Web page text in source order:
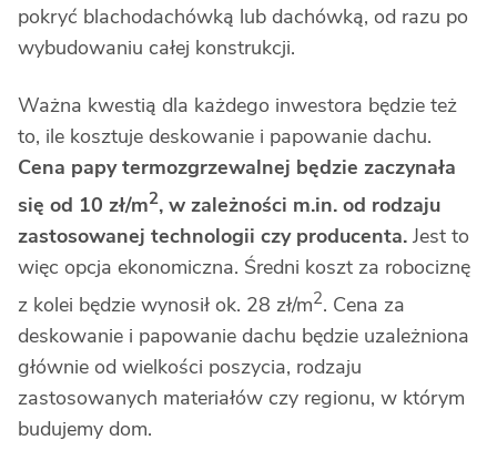
pokryć blachodachówką lub dachówką, od razu po
wybudowaniu całej konstrukcji.
Ważna kwestią dla każdego inwestora będzie też
to, ile kosztuje deskowanie i papowanie dachu.
Cena papy termozgrzewalnej będzie zaczynała
się od 10 zł/m2, w zależności m.in. od rodzaju
zastosowanej technologii czy producenta. Jest to
więc opcja ekonomiczna. Średni koszt za robociznę
z kolei będzie wynosił ok. 28 zł/m2. Cena za
deskowanie i papowanie dachu będzie uzależniona
głównie od wielkości poszycia, rodzaju
zastosowanych materiałów czy regionu, w którym
budujemy dom.